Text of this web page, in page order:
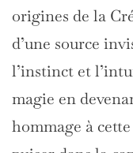
origines de la
d’une source
l’instinct et
magie en
hommage à